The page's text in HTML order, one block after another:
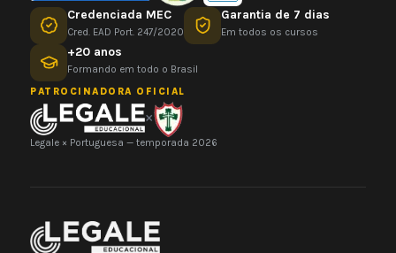
Credenciada MEC
Cred. EAD Port. 247/2020
Garantia de 7 dias
Em todos os cursos
+20 anos
Formando em todo o Brasil
PATROCINADORA OFICIAL
×
Legale × Portuguesa — temporada 2026